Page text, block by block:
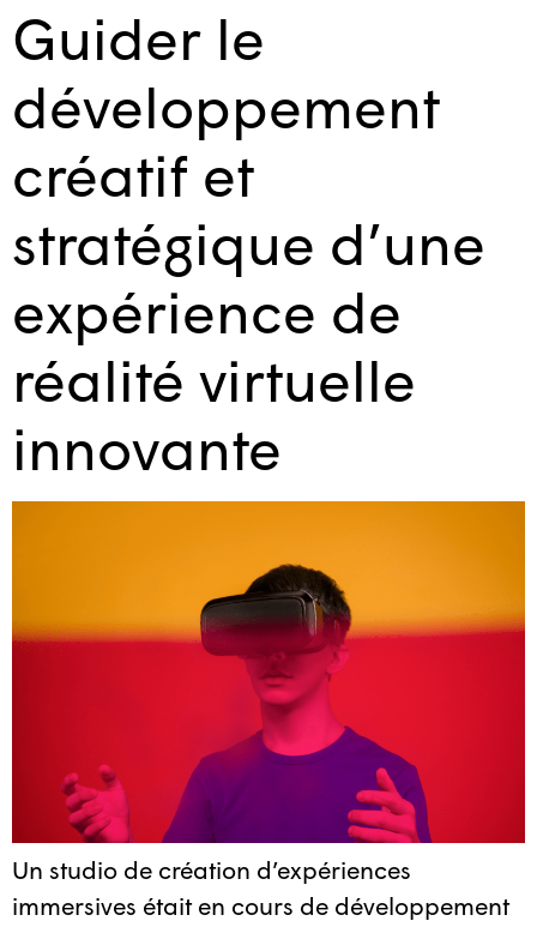
Guider le
développement
créatif et
stratégique d’une
expérience de
réalité virtuelle
innovante
Un studio de création d’expériences
immersives était en cours de développement